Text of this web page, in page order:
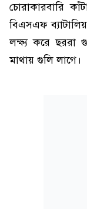
চোরাকারবারি
বিএসএফ
লক্ষ্য করে ছররা
মাথায় গুলি লাগে।